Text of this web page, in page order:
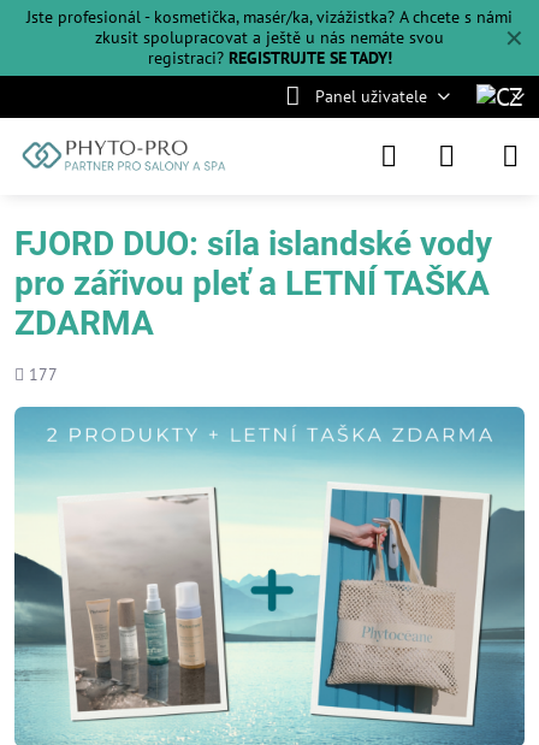
✕
Jste profesionál - kosmetička, masér/ka, vizážistka? A chcete s námi
zkusit spolupracovat a ještě u nás nemáte svou
registraci? REGISTRUJTE SE TADY!
Panel uživatele
FJORD DUO: síla islandské vody
pro zářivou pleť a LETNÍ TAŠKA
ZDARMA
Počet
177